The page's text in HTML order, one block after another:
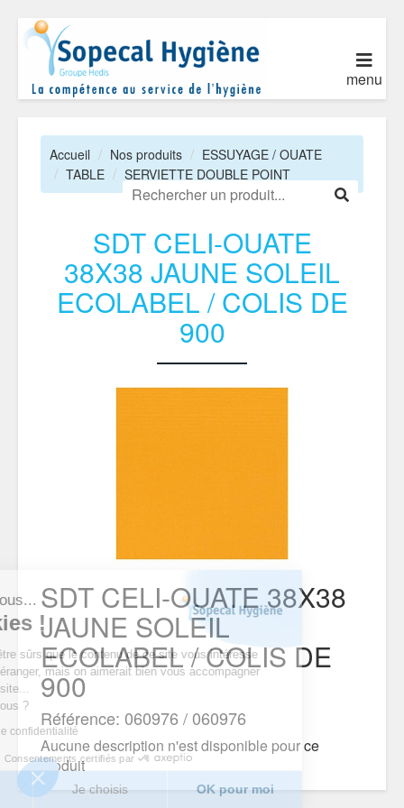
nous...
!
d’être sûrs que le contenu de ce site vous intéresse
déranger, mais on aimerait bien vous accompagner
visite...
vous ?
de confidentialité
Consentements certifiés par
Je choisis OK pour moi
menu
Accueil Nos produits
ESSUYAGE / OUATE
TABLE
SERVIETTE DOUBLE POINT
SDT CELI-OUATE
38X38 JAUNE SOLEIL
ECOLABEL / COLIS DE
900
SDT CELI-OUATE 38X38
JAUNE SOLEIL
ECOLABEL / COLIS DE
900
Référence: 060976 / 060976
Aucune description n'est disponible pour ce
produit
DOCUMENTS